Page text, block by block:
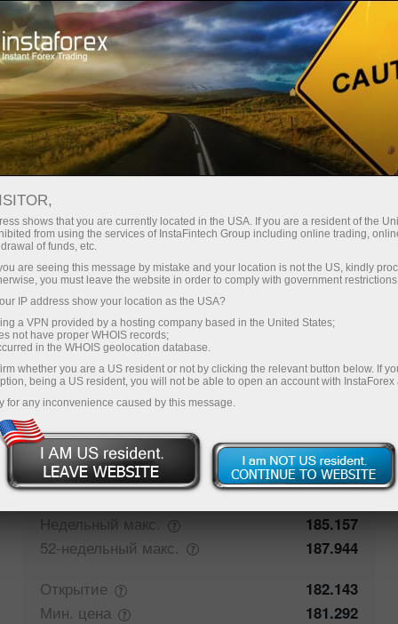
Трейдерам
Торговые условия
EURJPY.fx
182.194 (%) 07 Aug 2026 18:58
Купить
182.194
182.181
Мнение трейдеров
Закрытие
182.144
Недельный макс.
185.157
52-недельный макс.
187.944
Открытие
182.143
Мин. цена
181.292
shows that you are currently located in the USA. If you are a resident of the
from using the services of InstaFintech Group including online trading,
of funds, etc.
are seeing this message by mistake and your location is not the US, kindly
you must leave the website in order to comply with government
IP address show your location as the USA?
a VPN provided by a hosting company based in the United States;
not have proper WHOIS records;
in the WHOIS geolocation database.
whether you are a US resident or not by clicking the relevant button below. If
being a US resident, you will not be able to open an account with InstaForex
for any inconvenience caused by this message.